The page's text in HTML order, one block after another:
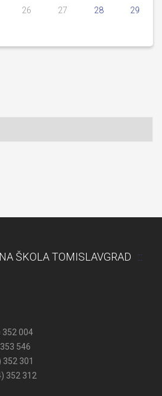
26 27 28 29
ŠKOLA TOMISLAVGRAD
004
546
301
352 312